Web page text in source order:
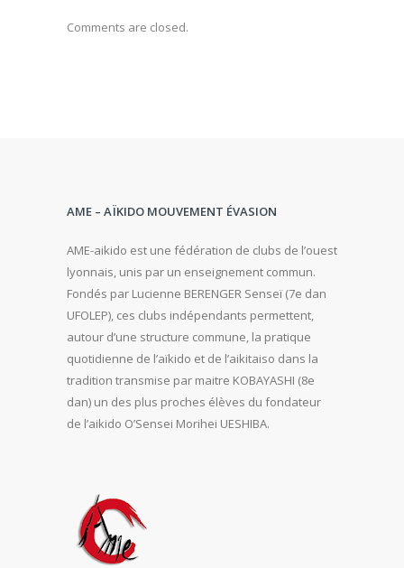
Comments are closed.
AME – AÏKIDO MOUVEMENT ÉVASION
AME-aikido est une fédération de clubs de l’ouest
lyonnais, unis par un enseignement commun.
Fondés par Lucienne BERENGER Senseï (7e dan
UFOLEP), ces clubs indépendants permettent,
autour d’une structure commune, la pratique
quotidienne de l’aïkido et de l’aikitaiso dans la
tradition transmise par maitre KOBAYASHI (8e
dan) un des plus proches élèves du fondateur
de l’aikido O’Sensei Morihei UESHIBA.